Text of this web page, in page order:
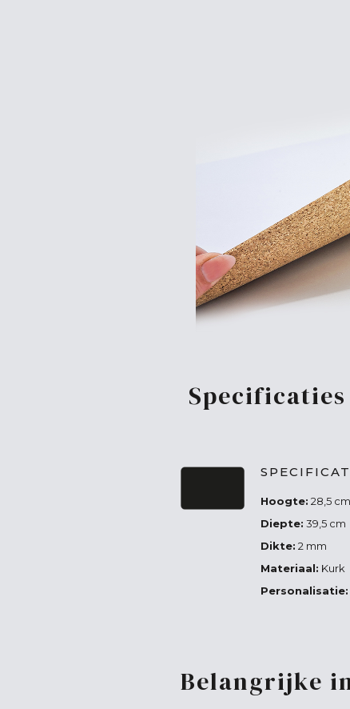
Specificaties
Hoogte: 28,5 cm
Diepte: 39,5 cm
Dikte: 2 mm
Materiaal: Kurk
Personalisatie:
Belangrijke